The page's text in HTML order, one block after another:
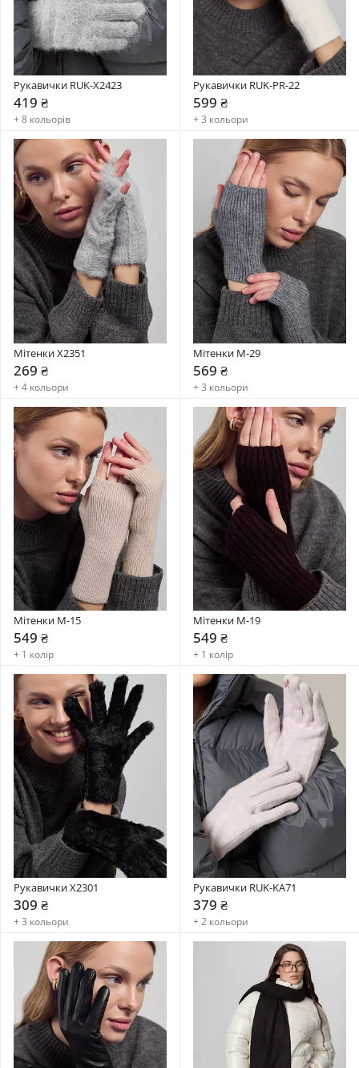
Рукавички RUK-X2423
419 ₴
+ 8 кольорів
Рукавички RUK-PR-22
599 ₴
+ 3 кольори
Мітенки X2351
269 ₴
+ 4 кольори
Мітенки М-29
569 ₴
+ 3 кольори
Мітенки М-15
549 ₴
+ 1 колір
Мітенки М-19
549 ₴
+ 1 колір
Рукавички X2301
309 ₴
+ 3 кольори
Рукавички RUK-KA71
379 ₴
+ 2 кольори